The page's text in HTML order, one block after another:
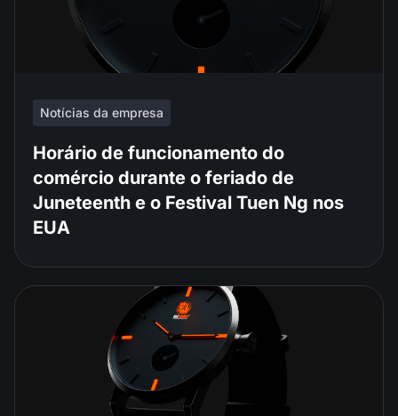
Notícias da empresa
Horário de funcionamento do
comércio durante o feriado de
Juneteenth e o Festival Tuen Ng nos
EUA